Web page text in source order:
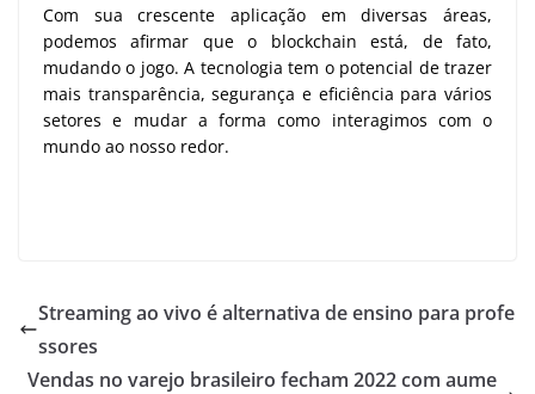
Com sua crescente aplicação em diversas áreas,
podemos afirmar que o blockchain está, de fato,
mudando o jogo. A tecnologia tem o potencial de trazer
mais transparência, segurança e eficiência para vários
setores e mudar a forma como interagimos com o
mundo ao nosso redor.
Streaming ao vivo é alternativa de ensino para profe
ssores
Vendas no varejo brasileiro fecham 2022 com aume